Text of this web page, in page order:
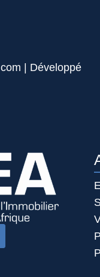
| Développé